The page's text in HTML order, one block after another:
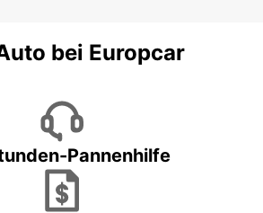
bei Europcar
Pannenhilfe